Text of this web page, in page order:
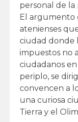
personal de
El argumento
atenienses
ciudad donde
impuestos no
ciudadanos
periplo, se
convencen a
una curiosa
Tierra y el